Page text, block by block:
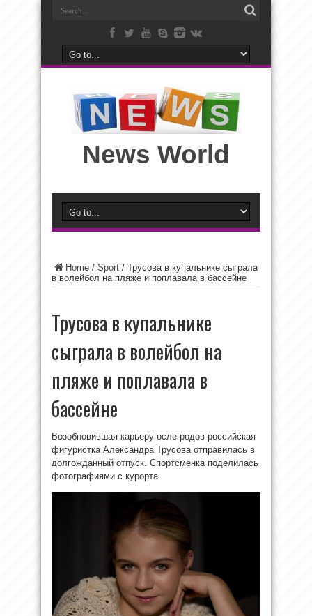
News World
Home / Sport / Трусова в купальнике сыграла
в волейбол на пляже и поплавала в бассейне
Трусова в купальнике
сыграла в волейбол на
пляже и поплавала в
бассейне
Возобновившая карьеру осле родов российская
фигуристка Александра Трусова отправилась в
долгожданный отпуск. Спортсменка поделилась
фотографиями с курорта.